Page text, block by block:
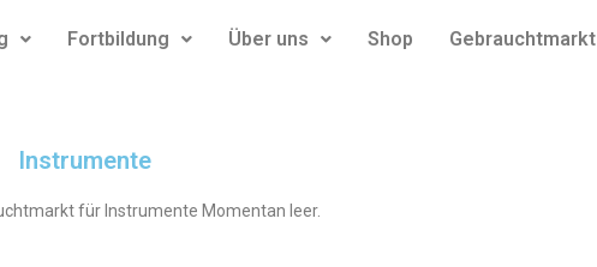
Fortbildung Über uns Shop Gebrauchtmarkt
Instrumente
für Instrumente Momentan leer.